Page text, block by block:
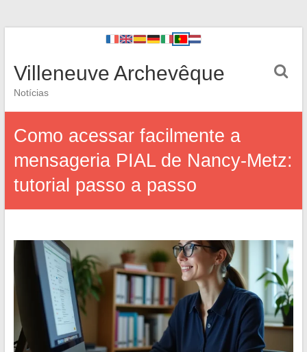
Villeneuve Archevêque
Notícias
Como acessar facilmente a
mensageria PIAL de Nancy-Metz:
tutorial passo a passo